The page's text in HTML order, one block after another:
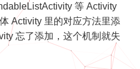
等 Activity
Activity 里的对应方法里添
忘了添加，这个机制就失